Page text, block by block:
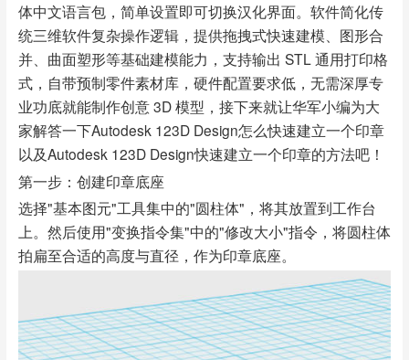
体中文语言包，简单设置即可切换汉化界面。软件简化传
统三维软件复杂操作逻辑，提供拖拽式快速建模、图形合
并、曲面塑形等基础建模能力，支持输出 STL 通用打印格
式，自带预制零件素材库，硬件配置要求低，无需深厚专
业功底就能制作创意 3D 模型，接下来就让华军小编为大
家解答一下Autodesk 123D Design怎么快速建立一个印章
以及Autodesk 123D Design快速建立一个印章的方法吧！
第一步：创建印章底座
选择"基本图元"工具集中的"圆柱体"，将其放置到工作台
上。然后使用"变换指令集"中的"修改大小"指令，将圆柱体
拍扁至合适的高度与直径，作为印章底座。